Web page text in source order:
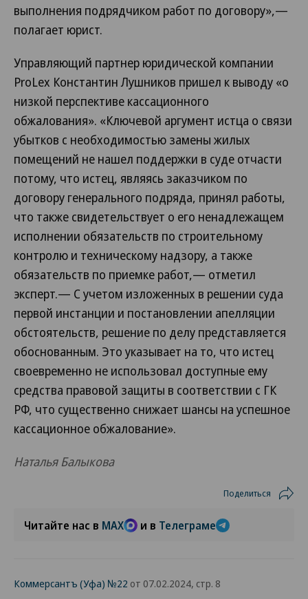
выполнения подрядчиком работ по договору»,—
полагает юрист.
Управляющий партнер юридической компании
ProLex Константин Лушников пришел к выводу «о
низкой перспективе кассационного
обжалования». «Ключевой аргумент истца о связи
убытков с необходимостью замены жилых
помещений не нашел поддержки в суде отчасти
потому, что истец, являясь заказчиком по
договору генерального подряда, принял работы,
что также свидетельствует о его ненадлежащем
исполнении обязательств по строительному
контролю и техническому надзору, а также
обязательств по приемке работ,— отметил
эксперт.— С учетом изложенных в решении суда
первой инстанции и постановлении апелляции
обстоятельств, решение по делу представляется
обоснованным. Это указывает на то, что истец
своевременно не использовал доступные ему
средства правовой защиты в соответствии с ГК
РФ, что существенно снижает шансы на успешное
кассационное обжалование».
Наталья Балыкова
Поделиться
Читайте нас в MAX и в Телеграме
Коммерсантъ (Уфа) №22 от 07.02.2024, стр. 8